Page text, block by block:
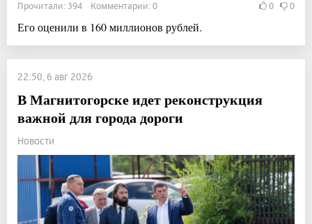
Прочитали: 394 Комментарии: 0 0 0
Его оценили в 160 миллионов рублей.
22:50, 6 авг 2026
В Магнитогорске идет реконструкция
важной для города дороги
Новости